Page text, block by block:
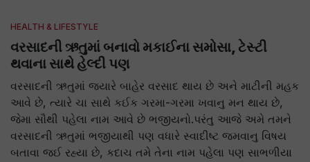
HEALTH & LIFESTYLE
વરસાદની ઋતુમાં બનાવો મકાઈના સમોસા, ટેસ્ટી
થવાના સાથે હેલ્દી પણ
વરસાદની ઋતુમાં જ્યારે બાહેર વરસાદ થાય છે અને માટીની મહક
આવે છે, ત્યારે ચા સાથે કઈક ગરમા-ગરમા ખવાનુ મન થાય છે,
જેમા સૌથી પહેલા નામ આવે છે ભજીયનો.પરંતુ આજે અમે તમને
વરસાદની ઋતુમાં ભજીયાથી પણ વધારે સ્વાદીષ્ટ જમવાનુ વિષય
બતાવા જઈ રહ્યા છે, કદાચ તમે તેના નામ પહેલા પણ સાભળીયા